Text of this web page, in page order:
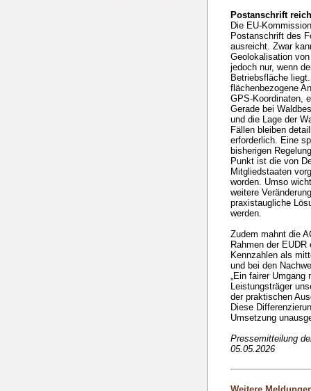
Postanschrift
Die EU-
Postanschrift des
ausreicht. Zwar
Geolokalisation
jedoch nur, wenn
Betriebsfläche
flächenbezogene
GPS-Koordinaten,
Gerade bei
und die Lage der
Fällen bleiben
erforderlich. Eine
bisherigen
Punkt ist die von
Mitgliedstaaten
worden. Umso
weitere
praxistaugliche
werden.
Zudem mahnt die
Rahmen der
Kennzahlen als
und bei den
„Ein fairer
Leistungsträger
der praktischen
Diese
Umsetzung
Pressemitteilung
05.05.2026